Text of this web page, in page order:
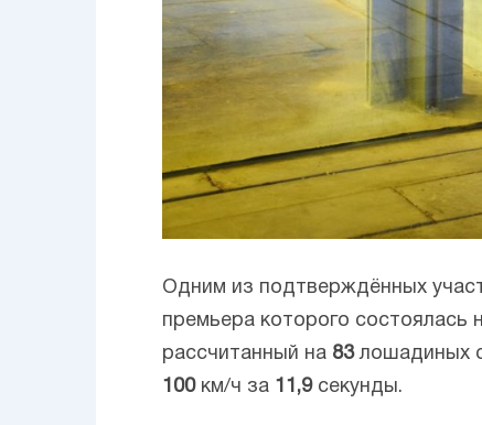
Одним из подтверждённых
премьера которого состоялась
рассчитанный на 83лошадиных
100км/ч за 11,9секунды.